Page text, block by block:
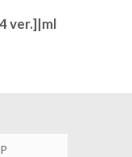
ver.]|ml